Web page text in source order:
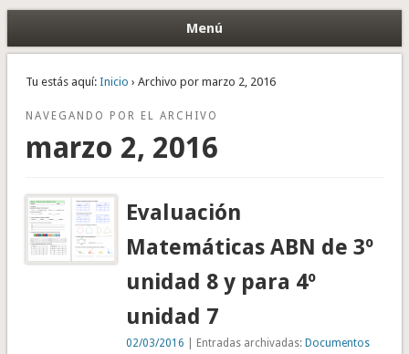
Menú
Tu estás aquí: Inicio › Archivo por marzo 2, 2016
NAVEGANDO POR EL ARCHIVO
marzo 2, 2016
Evaluación
Matemáticas ABN de 3º
unidad 8 y para 4º
unidad 7
02/03/2016 | Entradas archivadas:Documentos